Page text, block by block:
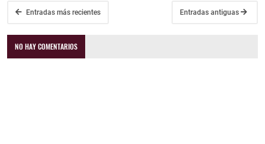
Entradas más recientes Entradas antiguas
NO HAY COMENTARIOS